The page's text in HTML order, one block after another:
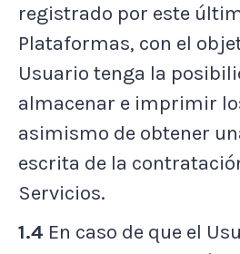
registrado por este
Plataformas, con el
Usuario tenga la
almacenar e imprimir
asimismo de obtener
escrita de la
Servicios.
1.4 En caso de que el